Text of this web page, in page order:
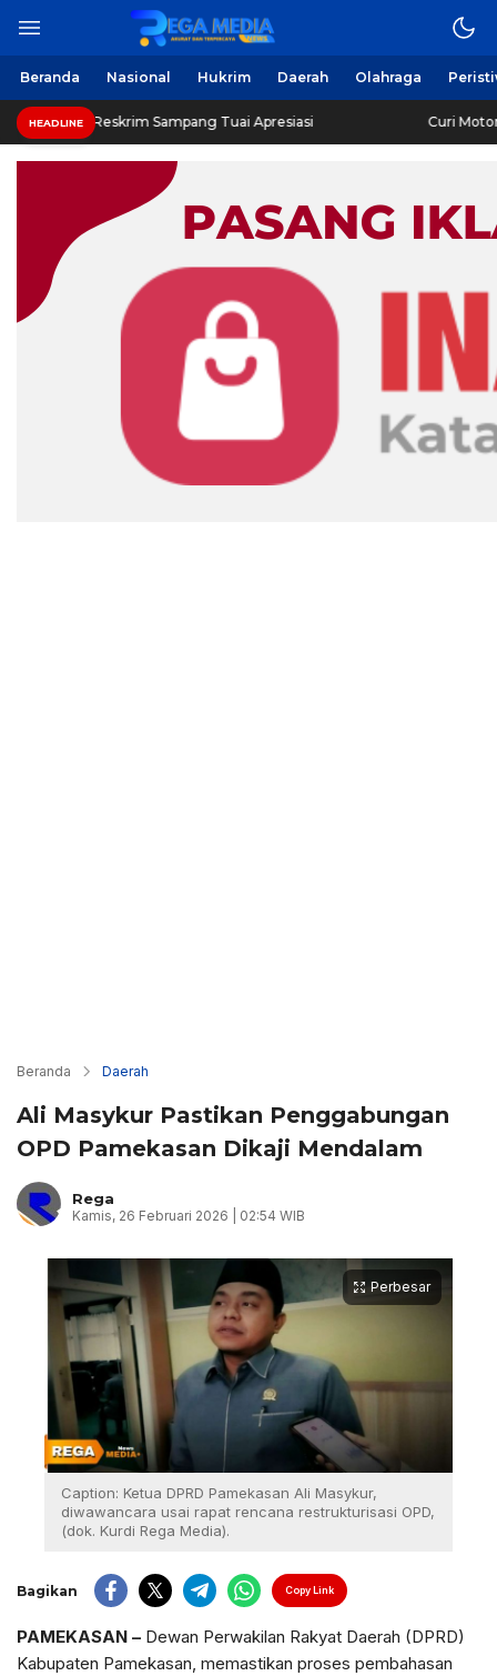
Beranda Nasional Hukrim Daerah Olahraga
HEADLINESampang Tuai Apresiasi Curi Motor! Dua
Beranda Daerah
Ali Masykur Pastikan Penggabungan
OPD Pamekasan Dikaji Mendalam
Rega
Kamis, 26 Februari 2026 | 02:54 WIB
Perbesar
Caption: Ketua DPRD Pamekasan Ali Masykur,
diwawancara usai rapat rencana restrukturisasi OPD,
(dok. Kurdi Rega Media).
Bagikan Copy Link
PAMEKASAN – Dewan Perwakilan Rakyat Daerah (DPRD)
Kabupaten Pamekasan, memastikan proses pembahasan